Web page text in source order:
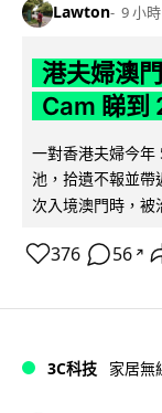
Lawton 9 小時
港夫婦澳
Cam 睇到
一對香港夫婦今年
池，拾遺不報並帶
次入境澳門時，被
376 56 ↗
3C科技 家居無